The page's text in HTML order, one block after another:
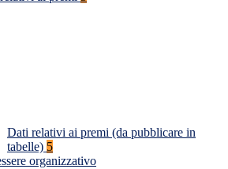
Dati relativi ai premi (da pubblicare in
tabelle) 5
organizzativo